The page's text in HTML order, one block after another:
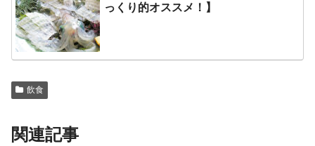
っくり的オススメ！】
飲食
関連記事